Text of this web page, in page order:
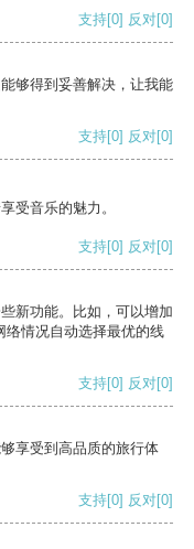
支持[0] 反对[0]
够得到妥善解决，让我能
支持[0] 反对[0]
受音乐的魅力。
支持[0] 反对[0]
新功能。比如，可以增加
络情况自动选择最优的线
支持[0] 反对[0]
享受到高品质的旅行体
支持[0] 反对[0]